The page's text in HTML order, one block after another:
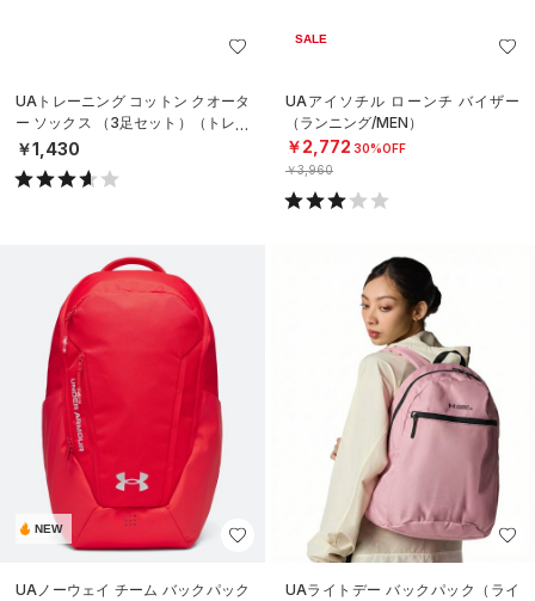
UAトレーニング コットン クオータ
ー ソックス （3足セット）（トレー
ニング/UNISEX）
￥1,430
SALE
UAアイソチル ローンチ バイザー
（ランニング/MEN）
￥2,772 30%OFF
￥3,960
NEW
UAノーウェイ チーム バックパック
UAライトデー バックパック（ライ